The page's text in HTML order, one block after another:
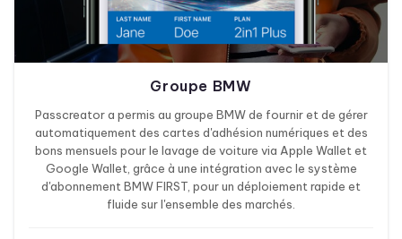
Groupe BMW
Passcreator a permis au groupe BMW de fournir et de gérer
automatiquement des cartes d'adhésion numériques et des
bons mensuels pour le lavage de voiture via Apple Wallet et
Google Wallet, grâce à une intégration avec le système
d'abonnement BMW FIRST, pour un déploiement rapide et
fluide sur l'ensemble des marchés.